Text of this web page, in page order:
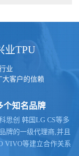
业TPU
业
大客户的信赖
个知名品牌
思创 韩国LG CS等多
牌的一级代理商,并且
VIVO等建立合作关系